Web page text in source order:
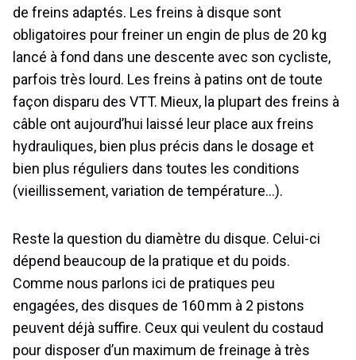
de freins adaptés. Les freins à disque sont
obligatoires pour freiner un engin de plus de 20 kg
lancé à fond dans une descente avec son cycliste,
parfois très lourd. Les freins à patins ont de toute
façon disparu des VTT. Mieux, la plupart des freins à
câble ont aujourd’hui laissé leur place aux freins
hydrauliques, bien plus précis dans le dosage et
bien plus réguliers dans toutes les conditions
(vieillissement, variation de température…).
Reste la question du diamètre du disque. Celui-ci
dépend beaucoup de la pratique et du poids.
Comme nous parlons ici de pratiques peu
engagées, des disques de 160 mm à 2 pistons
peuvent déjà suffire. Ceux qui veulent du costaud
pour disposer d’un maximum de freinage à très